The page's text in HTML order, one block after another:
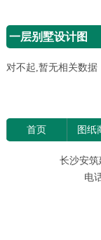
一层别墅设计图
对不起,暂无相关数据
首页 图纸
长沙安筑
电